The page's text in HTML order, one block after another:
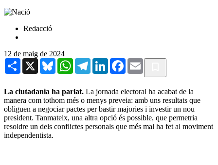
Redacció
12 de maig de 2024
Share X BlueskyWhatsAppTelegramLinkedInFacebook
Email
La ciutadania ha parlat. La jornada electoral ha acabat de la
manera com tothom més o menys preveia: amb uns resultats que
obliguen a negociar pactes per bastir majories i investir un nou
president. Tanmateix, una altra opció és possible, que permetria
resoldre un dels conflictes personals que més mal ha fet al moviment
independentista.